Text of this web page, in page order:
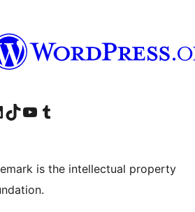
account
LinkedIn account
ہمارے ٹک ٹاک اکاؤنٹ پر جائیں
Visit our YouTube channel
ہمارے ٹمبلر اکاؤنٹ پر جائیں
is the intellectual property